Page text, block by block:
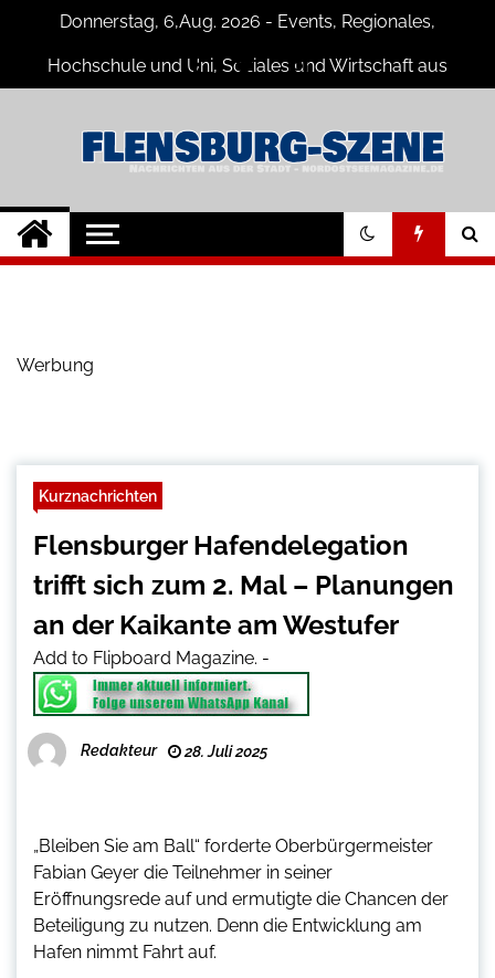
content
Donnerstag, 6,Aug. 2026 - Events, Regionales,
Hochschule und Uni, Soziales und Wirtschaft aus
Flensburg-Szene
Nachrichten
Nachrichten für Flensburg und
Umgebung
Werbung
Kurznachrichten
Flensburger Hafendelegation
trifft sich zum 2. Mal – Planungen
an der Kaikante am Westufer
Add to Flipboard Magazine. -
Redakteur 28. Juli 2025
„Bleiben Sie am Ball“ forderte Oberbürgermeister
Fabian Geyer die Teilnehmer in seiner
Eröffnungsrede auf und ermutigte die Chancen der
Beteiligung zu nutzen. Denn die Entwicklung am
Hafen nimmt Fahrt auf.